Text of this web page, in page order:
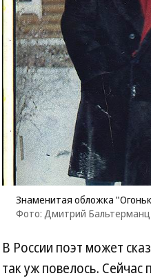
Знаменитая обложка
Фото: Дмитрий Бальтерманц
В России поэт может
так уж повелось.